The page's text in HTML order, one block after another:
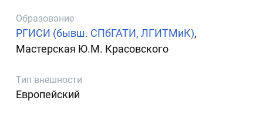
Образование
РГИСИ (бывш. СПбГАТИ, ЛГИТМиК),
Мастерская Ю.М. Красовского
Тип внешности
Европейский